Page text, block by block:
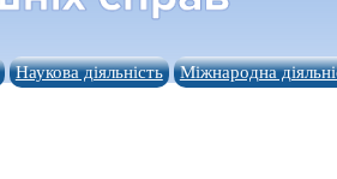
Наукова діяльність Міжнародна